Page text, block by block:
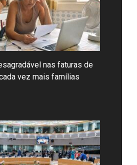
nas faturas de
vez mais famílias